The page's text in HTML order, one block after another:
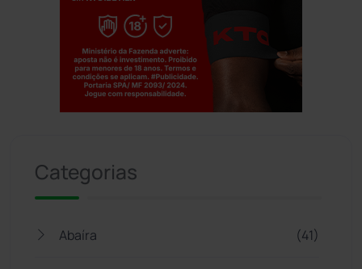
Categorias
Abaíra (41)